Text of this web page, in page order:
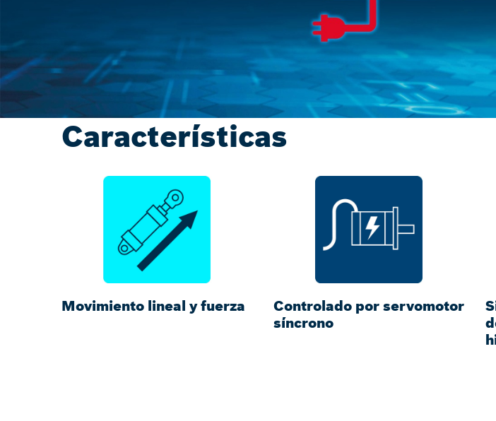
Características
Movimiento lineal y fuerza
Controlado por servomotor
síncrono